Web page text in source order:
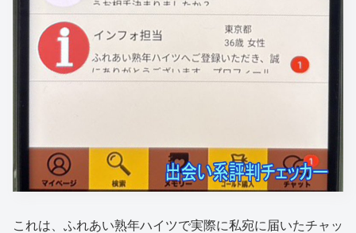
これは、ふれあい熟年ハイツで実際に私宛に届いたチャッ